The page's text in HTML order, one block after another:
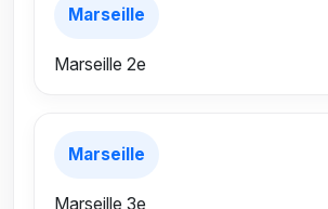
Marseille
Marseille 2e
Marseille
Marseille 3e